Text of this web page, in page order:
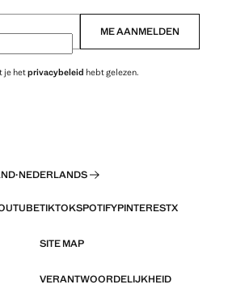
ME AANMELDEN
je hetprivacybeleid hebt gelezen.
·NEDERLANDS
TIKTOKSPOTIFYPINTERESTX
SITE MAP
VERANTWOORDELIJKHEID